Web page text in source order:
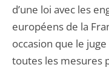
d’une loi avec les
européens de la
occasion que le
toutes les mesures